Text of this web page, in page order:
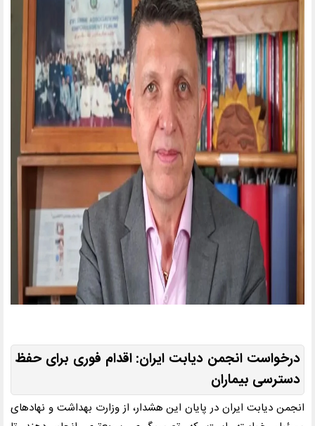
درخواست انجمن دیابت ایران: اقدام فوری برای حفظ
دسترسی بیماران
انجمن دیابت ایران در پایان این هشدار، از وزارت بهداشت و نهادهای